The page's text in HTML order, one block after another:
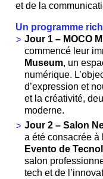
et de la
Un programme
Jour 1 – MOCO
commencé leur
Museum, un
numérique.
d’expression et
et la créativité,
moderne.
Jour 2 – Salon
a été consacrée à
Evento de
salon
tech et de